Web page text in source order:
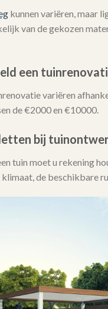
kunnen variëren, maar
van de gekozen
een
variëren
de €2000 en €10000.
bij
tuin moet u rekening
de beschikbare